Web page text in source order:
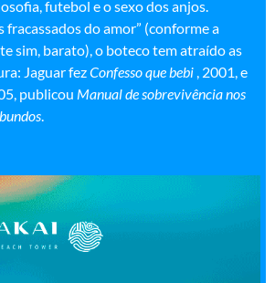
futebol e o sexo dos anjos.
fracassados do amor” (conforme a
sim, barato), o boteco tem atraído as
Jaguar fezConfesso que bebi , 2001, e
publicou Manual de sobrevivência nos
.